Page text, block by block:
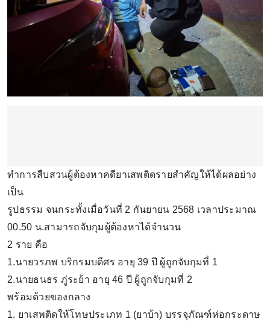
ทำการสืบสวนผู้ต้องหาคดียาเสพติดรายสำคัญให้ได้ผลอย่าง
เป็น
รูปธรรม จนกระทั้งเมื่อวันที่ 2 กันยายน 2568 เวลาประมาณ
00.50 น.สามารถจับกุมผู้ต้องหาได้จำนวน
2 ราย คือ
1.นายวรภพ บริกรมบดีศร อายุ 39 ปี ผู้ถูกจับกุมที่ 1
2.นายธนธร ภู่ระย้า อายุ 46 ปี ผู้ถูกจับกุมที่ 2
พร้อมด้วยของกลาง
1. ยาเสพติดให้โทษประเภท 1 (ยาบ้า) บรรจุภัณฑ์ห่อกระดาษ